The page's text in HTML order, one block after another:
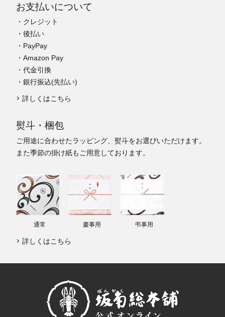
お支払いについて
・クレジット
・後払い
・PayPay
・Amazon Pay
・代金引換
・銀行振込(先払い)
詳しくはこちら
熨斗・梱包
ご用途に合わせたラッピング、熨斗をお選びいただけます。
また季節の掛け紙もご用意しております。
通常 慶事用 弔事用
詳しくはこちら